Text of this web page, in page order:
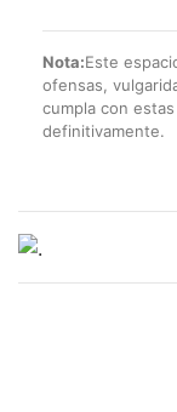
Nota:Este
ofensas,
cumpla con
definitivamente.